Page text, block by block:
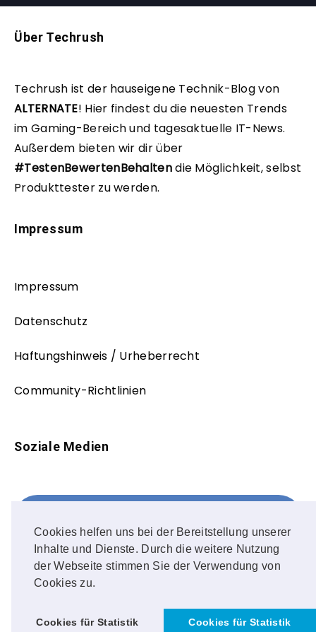
Cookies helfen uns bei der Bereitstellung unserer
Inhalte und Dienste. Durch die weitere Nutzung
der Webseite stimmen Sie der Verwendung von
Cookies zu.
Cookies für Statistik Cookies für Statistik
Über Techrush
Techrush ist der hauseigene Technik-Blog von
ALTERNATE! Hier findest du die neuesten Trends
im Gaming-Bereich und tagesaktuelle IT-News.
Außerdem bieten wir dir über
#TestenBewertenBehaltendie Möglichkeit, selbst
Produkttester zu werden.
Impressum
Impressum
Datenschutz
Haftungshinweis / Urheberrecht
Community-Richtlinien
Soziale Medien
FOLLOW ME!
Instagram
OUR PHOTOS!